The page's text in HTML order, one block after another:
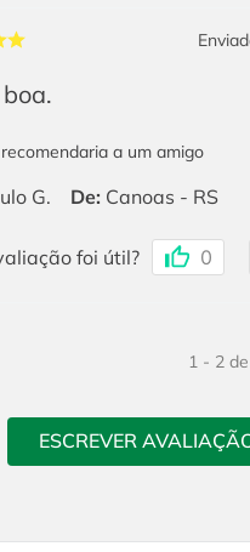
a um amigo
G. De: Canoas - RS
foi útil? 0
1 - 2de
ESCREVER